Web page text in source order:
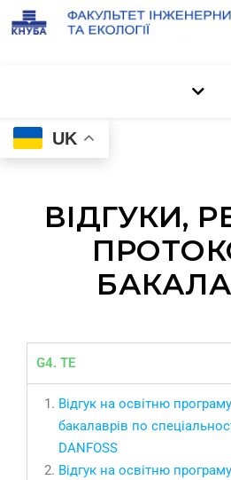
UK
ВІДГУКИ,
G4. ТЕ
Відгук на освітню
бакалаврів по
DANFOSS
Відгук на освітню